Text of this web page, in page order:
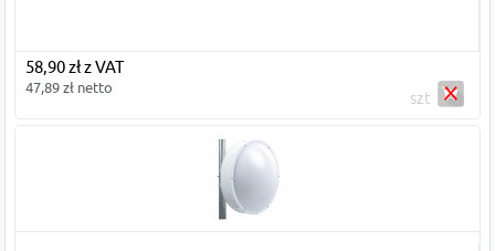
58,90 zł z VAT
47,89 zł netto
szt